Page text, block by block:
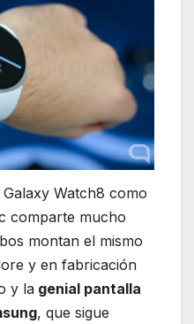
Watch8 como
comparte mucho
montan el mismo
y en fabricación
y la genial pantalla
, que sigue